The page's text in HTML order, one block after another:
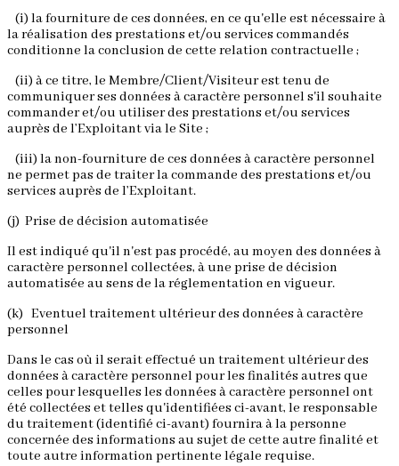
(i) la fourniture de ces données, en ce qu'elle est nécessaire à
la réalisation des prestations et/ou services commandés
conditionne la conclusion de cette relation contractuelle ;
(ii) à ce titre, le Membre/Client/Visiteur est tenu de
communiquer ses données à caractère personnel s'il souhaite
commander et/ou utiliser des prestations et/ou services
auprès de l’Exploitant via le Site ;
(iii) la non-fourniture de ces données à caractère personnel
ne permet pas de traiter la commande des prestations et/ou
services auprès de l’Exploitant.
(j) Prise de décision automatisée
Il est indiqué qu'il n'est pas procédé, au moyen des données à
caractère personnel collectées, à une prise de décision
automatisée au sens de la réglementation en vigueur.
(k) Eventuel traitement ultérieur des données à caractère
personnel
Dans le cas où il serait effectué un traitement ultérieur des
données à caractère personnel pour les finalités autres que
celles pour lesquelles les données à caractère personnel ont
été collectées et telles qu'identifiées ci-avant, le responsable
du traitement (identifié ci-avant) fournira à la personne
concernée des informations au sujet de cette autre finalité et
toute autre information pertinente légale requise.